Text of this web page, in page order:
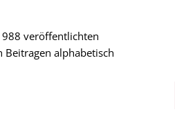
veröffentlichten
alphabetisch